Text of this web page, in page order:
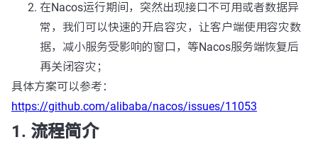
在Nacos运行期间，突然出现接口不可用或者数据异
常，我们可以快速的开启容灾，让客户端使用容灾数
据，减小服务受影响的窗口，等Nacos服务端恢复后
再关闭容灾；
具体方案可以参考：
https://github.com/alibaba/nacos/issues/11053
1. 流程简介